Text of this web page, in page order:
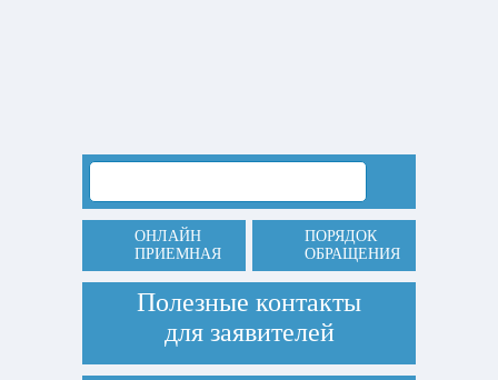
ОНЛАЙН
ПРИЕМНАЯ
ПОРЯДОК
ОБРАЩЕНИЯ
Полезные контакты
для заявителей